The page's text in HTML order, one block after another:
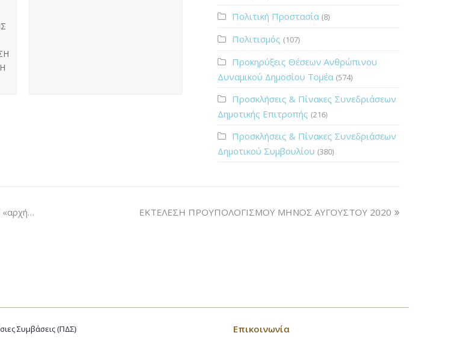
Πολιτική Προστασία (8)
Πολιτισμός (107)
Προκηρύξεις Θέσεων Ανθρώπινου
Δυναμικού Δημοσίου Τομέα (574)
Προσκλήσεις & Πίνακες Συνεδριάσεων
Δημοτικής Επιτροπής (216)
Προσκλήσεις & Πίνακες Συνεδριάσεων
Δημοτικού Συμβουλίου (380)
«αρχή…
ΕΚΤΕΛΕΣΗ ΠΡΟΥΠΟΛΟΓΙΣΜΟΥ ΜΗΝΟΣ ΑΥΓΟΥΣΤΟΥ 2020
Συμβάσεις (ΠΔΣ)
Επικοινωνία